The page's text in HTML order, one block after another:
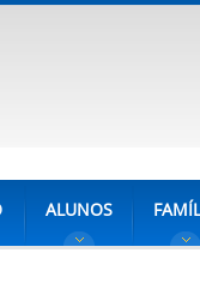
ALUNOS